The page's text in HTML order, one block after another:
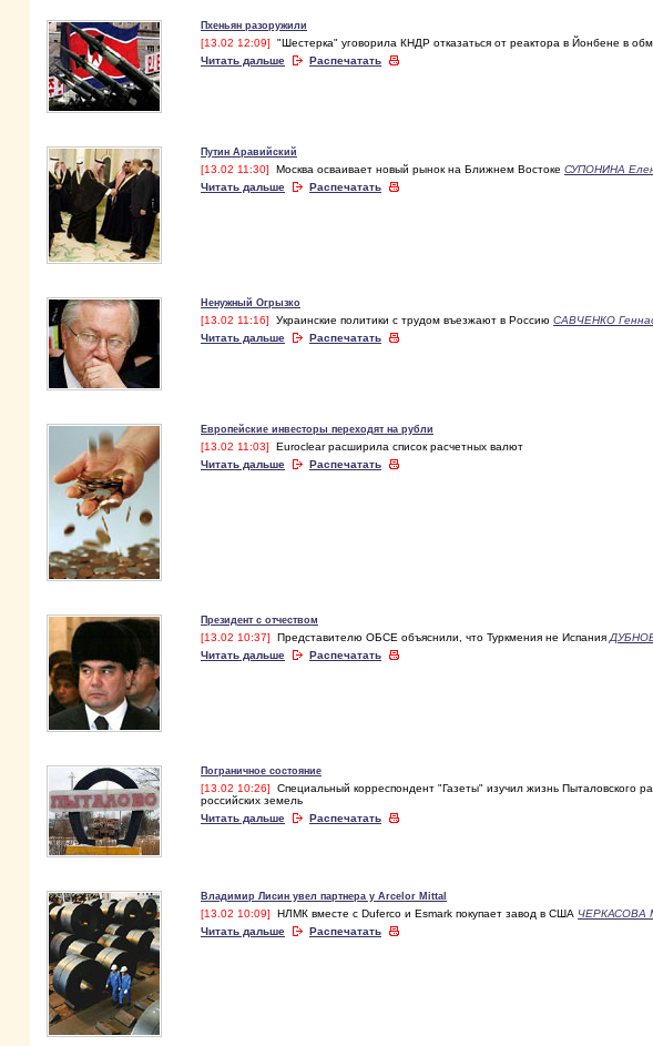
Пхеньян разоружили
[13.02 12:09] "Шестерка" уговорила КНДР отказаться от реактора в Йонбене в
Читать дальше
Распечатать
Путин Аравийский
[13.02 11:30] Москва осваивает новый рынок на Ближнем Востоке СУПОНИНА
Читать дальше
Распечатать
Ненужный Огрызко
[13.02 11:16] Украинские политики с трудом въезжают в Россию САВЧЕНКО
Читать дальше
Распечатать
Европейские инвесторы переходят на рубли
[13.02 11:03] Euroclear расширила список расчетных валют
Читать дальше
Распечатать
Президент с отчеством
[13.02 10:37] Представителю ОБСЕ объяснили, что Туркмения не Испания
Читать дальше
Распечатать
Пограничное состояние
[13.02 10:26] Специальный корреспондент "Газеты" изучил жизнь Пыталовского
российских земель
Читать дальше
Распечатать
Владимир Лисин увел партнера у Arcelor Mittal
[13.02 10:09] НЛМК вместе с Duferco и Esmark покупает завод в США ЧЕРКАСОВА
Читать дальше
Распечатать